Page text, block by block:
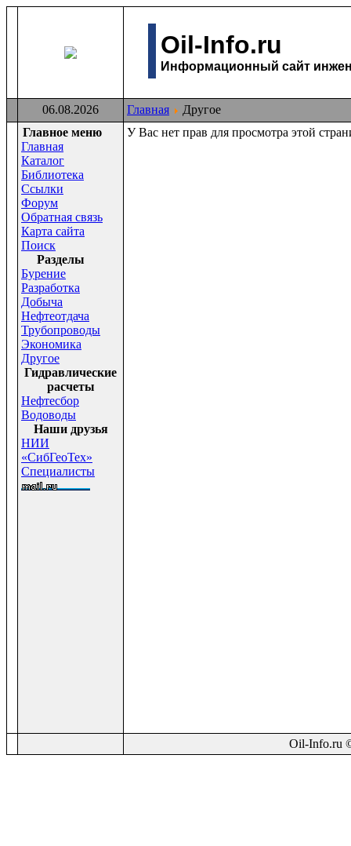
Oil-Info.ru
Информационный сайт
06.08.2026 Главная
Другое
Главное меню
Главная
Каталог
Библиотека
Ссылки
Форум
Обратная связь
Карта сайта
Поиск
Раздeлы
Бурение
Разработка
Добыча
Нефтеотдача
Трубопроводы
Экономика
Другое
Гидравлические
расчеты
Нефтесбор
Водоводы
Наши друзья
НИИ
«СибГеоТех»
Специалисты
У Вас нет прав для просмотра этой
Oil-Info.ru